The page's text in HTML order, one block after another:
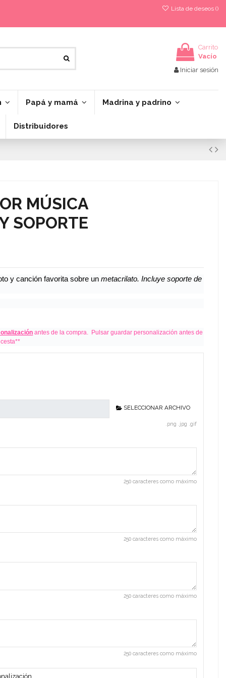
Lista de deseos ()
Carrito
Vacío
Iniciar sesión
Papá y mamá Madrina y padrino
Distribuidores
MÚSICA
SOPORTE
y canción favorita sobre un metacrilato. Incluye soporte de
antes de la compra. Pulsar guardar personalización antes de
SELECCIONAR ARCHIVO
.png .jpg .gif
250 caracteres como máximo
250 caracteres como máximo
250 caracteres como máximo
250 caracteres como máximo